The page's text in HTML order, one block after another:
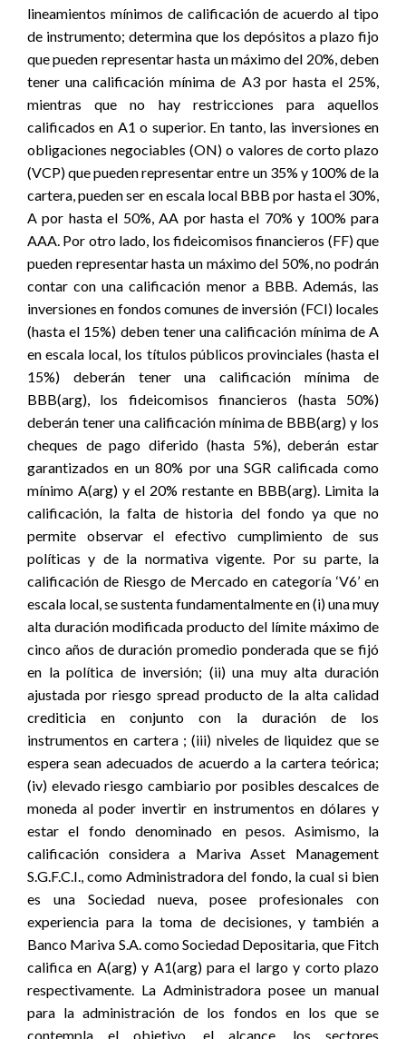
lineamientos mínimos de calificación de acuerdo al tipo
de instrumento; determina que los depósitos a plazo fijo
que pueden representar hasta un máximo del 20%, deben
tener una calificación mínima de A3 por hasta el 25%,
mientras que no hay restricciones para aquellos
calificados en A1 o superior. En tanto, las inversiones en
obligaciones negociables (ON) o valores de corto plazo
(VCP) que pueden representar entre un 35% y 100% de la
cartera, pueden ser en escala local BBB por hasta el 30%,
A por hasta el 50%, AA por hasta el 70% y 100% para
AAA. Por otro lado, los fideicomisos financieros (FF) que
pueden representar hasta un máximo del 50%, no podrán
contar con una calificación menor a BBB. Además, las
inversiones en fondos comunes de inversión (FCI) locales
(hasta el 15%) deben tener una calificación mínima de A
en escala local, los títulos públicos provinciales (hasta el
15%) deberán tener una calificación mínima de
BBB(arg), los fideicomisos financieros (hasta 50%)
deberán tener una calificación mínima de BBB(arg) y los
cheques de pago diferido (hasta 5%), deberán estar
garantizados en un 80% por una SGR calificada como
mínimo A(arg) y el 20% restante en BBB(arg). Limita la
calificación, la falta de historia del fondo ya que no
permite observar el efectivo cumplimiento de sus
políticas y de la normativa vigente. Por su parte, la
calificación de Riesgo de Mercado en categoría ‘V6’ en
escala local, se sustenta fundamentalmente en (i) una muy
alta duración modificada producto del límite máximo de
cinco años de duración promedio ponderada que se fijó
en la política de inversión; (ii) una muy alta duración
ajustada por riesgo spread producto de la alta calidad
crediticia en conjunto con la duración de los
instrumentos en cartera ; (iii) niveles de liquidez que se
espera sean adecuados de acuerdo a la cartera teórica;
(iv) elevado riesgo cambiario por posibles descalces de
moneda al poder invertir en instrumentos en dólares y
estar el fondo denominado en pesos. Asimismo, la
calificación considera a Mariva Asset Management
S.G.F.C.I., como Administradora del fondo, la cual si bien
es una Sociedad nueva, posee profesionales con
experiencia para la toma de decisiones, y también a
Banco Mariva S.A. como Sociedad Depositaria, que Fitch
califica en A(arg) y A1(arg) para el largo y corto plazo
respectivamente. La Administradora posee un manual
para la administración de los fondos en los que se
contempla el objetivo, el alcance, los sectores